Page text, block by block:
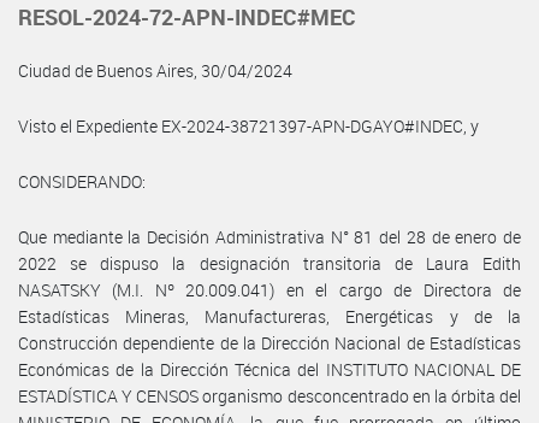
RESOL-2024-72-APN-INDEC#MEC
Ciudad de Buenos Aires, 30/04/2024
Visto el Expediente EX-2024-38721397-APN-DGAYO#INDEC, y
CONSIDERANDO:
Que mediante la Decisión Administrativa N° 81 del 28 de enero de
2022 se dispuso la designación transitoria de Laura Edith
NASATSKY (M.I. Nº 20.009.041) en el cargo de Directora de
Estadísticas Mineras, Manufactureras, Energéticas y de la
Construcción dependiente de la Dirección Nacional de Estadísticas
Económicas de la Dirección Técnica del INSTITUTO NACIONAL DE
ESTADÍSTICA Y CENSOS organismo desconcentrado en la órbita del